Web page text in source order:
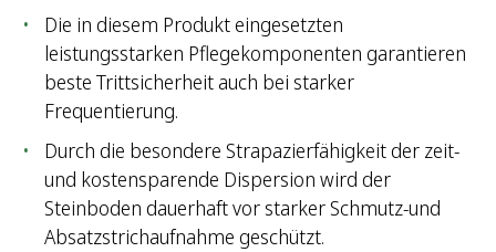
Die in diesem Produkt eingesetzten
leistungsstarken Pflegekomponenten garantieren
beste Trittsicherheit auch bei starker
Frequentierung.
Durch die besondere Strapazierfähigkeit der zeit-
und kostensparende Dispersion wird der
Steinboden dauerhaft vor starker Schmutz-und
Absatzstrichaufnahme geschützt.